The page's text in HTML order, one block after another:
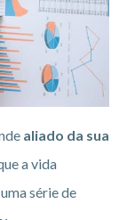
aliado da sua
a vida
série de